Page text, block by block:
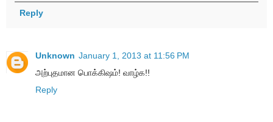
Reply
Unknown January 1, 2013 at 11:56 PM
அற்புதமான பொக்கிஷம்! வாழ்க!!
Reply